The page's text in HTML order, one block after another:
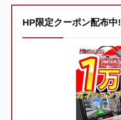
HP限定クーポン配布中!